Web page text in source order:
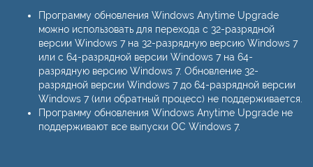
Программу обновления Windows Anytime Upgrade
можно использовать для перехода с 32-разрядной
версии Windows 7 на 32-разрядную версию Windows 7
или с 64-разрядной версии Windows 7 на 64-
разрядную версию Windows 7. Обновление 32-
разрядной версии Windows 7 до 64-разрядной версии
Windows 7 (или обратный процесс) не поддерживается.
Программу обновления Windows Anytime Upgrade не
поддерживают все выпуски ОС Windows 7.